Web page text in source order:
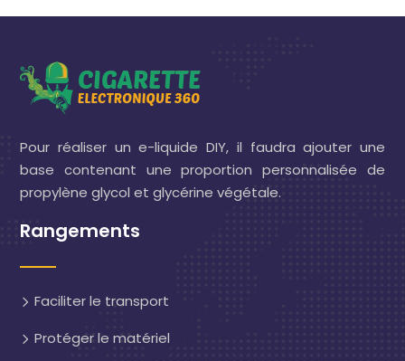
Pour réaliser un e-liquide DIY, il faudra ajouter une
base contenant une proportion personnalisée de
propylène glycol et glycérine végétale.
Rangements
Faciliter le transport
Protéger le matériel